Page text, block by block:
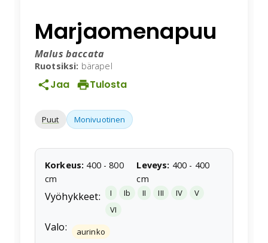
Marjaomenapuu
Malus baccata
Ruotsiksi: bärapel
Jaa Tulosta
Puut Monivuotinen
Korkeus: 400-800
cm
Leveys: 400 - 400
cm
Vyöhykkeet: I Ib II III IV
V
VI
Valo: aurinko